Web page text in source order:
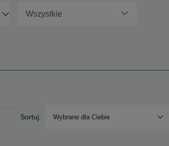
Wszystkie
Sortuj: Wybrane dla Ciebie